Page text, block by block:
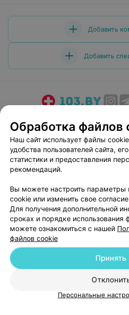
Добавить
Добавить
Медицинский маркетинг
Пользовательское соглашение
Вакансии
Написать
Персональные
Обработка
© 2026 ООО «Артокс Лаб», УНП 191700409|
г. Минск, улица Толбухина, 2,
Обработка файлов
Наш сайт использует файлы
удобства пользователей сайта,
статистики и предоставления
рекомендаций.
Вы можете настроить параметры
cookie или изменить свое
Для получения дополнительной
сроках и порядке использования
можете ознакомиться с нашей
файлов cookie
Принять
Персональные